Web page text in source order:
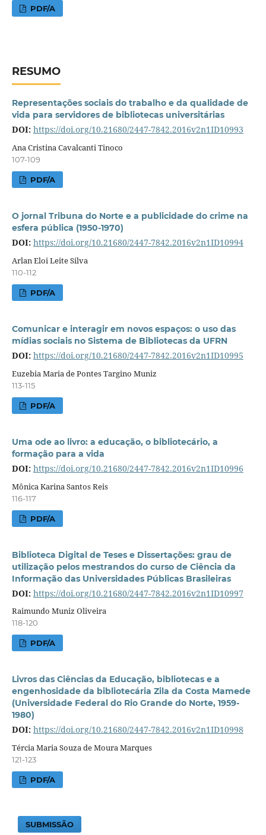
PDF/A
RESUMO
Representações sociais do trabalho e da qualidade de
vida para servidores de bibliotecas universitárias
DOI: https://doi.org/10.21680/2447-7842.2016v2n1ID10993
Ana Cristina Cavalcanti Tinoco
107-109
PDF/A
O jornal Tribuna do Norte e a publicidade do crime na
esfera pública (1950-1970)
DOI: https://doi.org/10.21680/2447-7842.2016v2n1ID10994
Arlan Eloi Leite Silva
110-112
PDF/A
Comunicar e interagir em novos espaços: o uso das
mídias sociais no Sistema de Bibliotecas da UFRN
DOI: https://doi.org/10.21680/2447-7842.2016v2n1ID10995
Euzebia Maria de Pontes Targino Muniz
113-115
PDF/A
Uma ode ao livro: a educação, o bibliotecário, a
formação para a vida
DOI: https://doi.org/10.21680/2447-7842.2016v2n1ID10996
Mônica Karina Santos Reis
116-117
PDF/A
Biblioteca Digital de Teses e Dissertações: grau de
utilização pelos mestrandos do curso de Ciência da
Informação das Universidades Públicas Brasileiras
DOI: https://doi.org/10.21680/2447-7842.2016v2n1ID10997
Raimundo Muniz Oliveira
118-120
PDF/A
Livros das Ciências da Educação, bibliotecas e a
engenhosidade da bibliotecária Zila da Costa Mamede
(Universidade Federal do Rio Grande do Norte, 1959-
1980)
DOI: https://doi.org/10.21680/2447-7842.2016v2n1ID10998
Tércia Maria Souza de Moura Marques
121-123
PDF/A
SUBMISSÃO